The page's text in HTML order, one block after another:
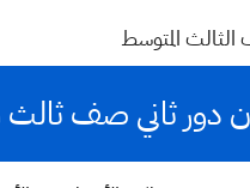
ثاني صف ثالث متوسط 2023